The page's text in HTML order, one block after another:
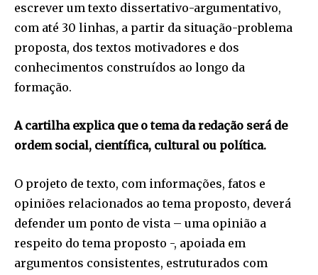
escrever um texto dissertativo-argumentativo,
com até 30 linhas, a partir da situação-problema
proposta, dos textos motivadores e dos
conhecimentos construídos ao longo da
formação.
A cartilha explica que o tema da redação será de
ordem social, científica, cultural ou política.
O projeto de texto, com informações, fatos e
opiniões relacionados ao tema proposto, deverá
defender um ponto de vista – uma opinião a
respeito do tema proposto -, apoiada em
argumentos consistentes, estruturados com